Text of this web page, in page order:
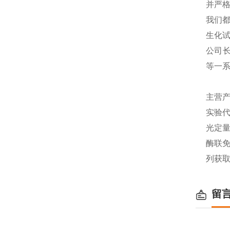
并严
我们
生化
公司
等一
主营
实验
光定
酶联
列获
留